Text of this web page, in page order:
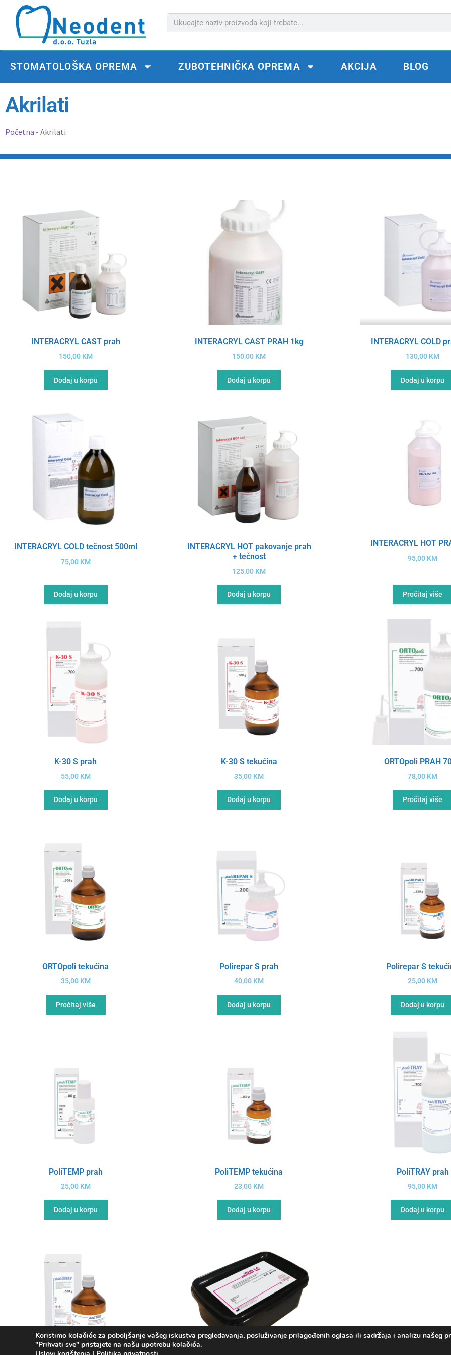
STOMATOLOŠKA OPREMA ZUBOTEHNIČKA OPREMA AKCIJA BLOG
Akrilati
Početna - Akrilati
INTERACRYL CAST prah
150,00 KM
Dodaj u korpu
INTERACRYL CAST PRAH 1kg
150,00 KM
Dodaj u korpu
INTERACRYL COLD
130,00 KM
Dodaj u korpu
INTERACRYL COLD tečnost 500ml
75,00 KM
Dodaj u korpu
INTERACRYL HOT pakovanje prah
+ tečnost
125,00 KM
Dodaj u korpu
INTERACRYL HOT
95,00 KM
Pročitaj više
K-30 S prah
55,00 KM
Dodaj u korpu
K-30 S tekućina
35,00 KM
Dodaj u korpu
ORTOpoli PRAH
78,00 KM
Pročitaj više
ORTOpoli tekućina
35,00 KM
Pročitaj više
Polirepar S prah
40,00 KM
Dodaj u korpu
Polirepar S
25,00 KM
Dodaj u korpu
PoliTEMP prah
25,00 KM
Dodaj u korpu
PoliTEMP tekućina
23,00 KM
Dodaj u korpu
PoliTRAY prah
95,00 KM
Dodaj u korpu
Koristimo kolačiće za poboljšanje vašeg iskustva pregledavanja, posluživanje prilagođenih oglasa ili sadržaja i analizu našeg
"Prihvati sve" pristajete na našu upotrebu kolačića.